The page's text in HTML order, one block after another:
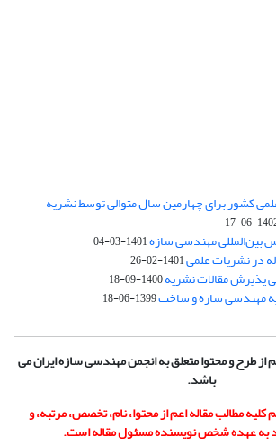
کشور برای چهارمین سال متوالی توسط نشریه
1402-
بین‌المللی مهندسی سازه1401-03-04
در نشریات علمی1401-02-26
پذیرش مقالات نشریه1400-09-18
1399-06-18
از طرح و محتوا متعلق به انجمن مهندسی سازه ایران می
باشد.
مطالب مقاله اعم از محتوا، نام، تخصص، مرتبه، و
به عهده شخص نویسنده مسئول مقاله است.